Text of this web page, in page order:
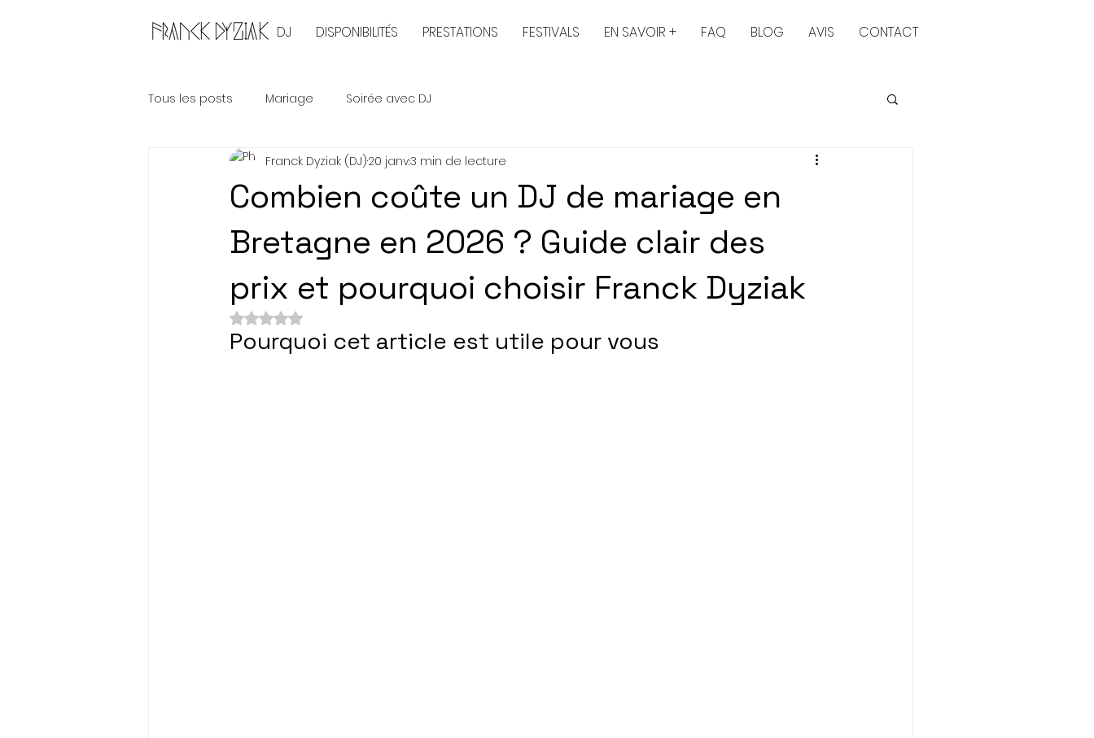
DJ DISPONIBILITÉS PRESTATIONS FESTIVALS EN SAVOIR + FAQ BLOG AVIS CONTACT
Tous les posts Mariage Soirée avec DJ
Combien coûte un DJ de mariage en
Bretagne en 2026 ? Guide clair des
prix et pourquoi choisir Franck Dyziak
Franck Dyziak (DJ)20 janv.3 min de lecture
Noté NaN étoiles sur 5.
Pourquoi cet article est utile pour vous